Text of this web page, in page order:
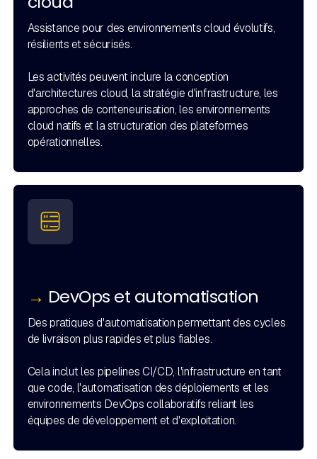
Assistance pour des environnements cloud évolutifs,
résilients et sécurisés.
Les activités peuvent inclure la conception
d'architectures cloud, la stratégie d'infrastructure, les
approches de conteneurisation, les environnements
cloud natifs et la structuration des plateformes
opérationnelles.
→ DevOps et automatisation
Des pratiques d'automatisation permettant des cycles
de livraison plus rapides et plus fiables.
Cela inclut les pipelines CI/CD, l'infrastructure en tant
que code, l'automatisation des déploiements et les
environnements DevOps collaboratifs reliant les
équipes de développement et d'exploitation.